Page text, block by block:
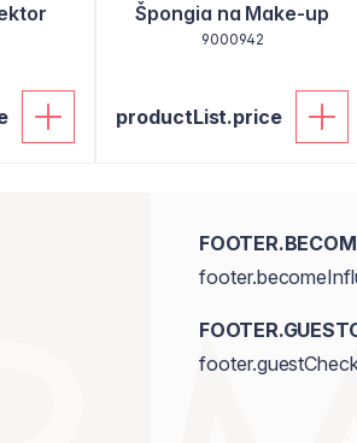
Špongia na Make-up
9000942
productList.price